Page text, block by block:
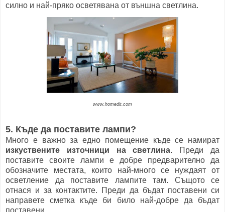
силно и най-пряко осветявана от външна светлина.
www.homedit.com
5. Къде да поставите лампи?
Много е важно за едно помещение къде се намират
изкуствените източници на светлина.
Преди да
поставите своите лампи е добре предварително да
обозначите местата, които най-много се нуждаят от
осветление да поставите лампите там. Същото се
отнася и за контактите. Преди да бъдат поставени си
направете сметка къде би било най-добре да бъдат
поставени.